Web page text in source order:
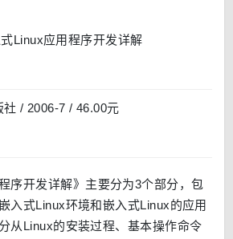
/ 2006-7 / 46.00元
序开发详解》主要分为3个部分，包
入式Linux环境和嵌入式Linux的应用
从Linux的安装过程、基本操作命令